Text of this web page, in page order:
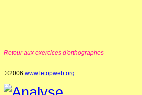
Retour aux exercices d'orthographes
©2006 www.letopweb.org